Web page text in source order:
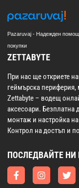
Pazaruvaj - Надежден
покупки
ZETTABYTE
При нас ще откриете
геймърска
Zettabyte – водещ
аксесоари. Безплатна
монтаж и настройка
Контрол на достъп и
ПОСЛЕДВАЙТЕ